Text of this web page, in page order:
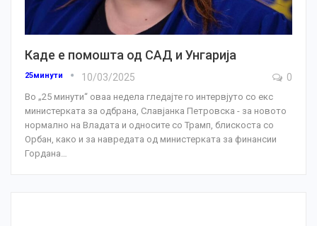
Каде е помошта од САД и Унгарија
25минути 10/03/2025 0
Во „25 минути“ оваа недела гледајте го интервјуто со екс
министерката за одбрана, Славјанка Петровска - за новото
нормално на Владата и односите со Трамп, блискоста со
Орбан, како и за навредата од министерката за финансии
Гордана